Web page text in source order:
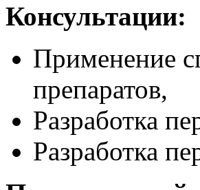
Консультации:
Применение
препаратов,
Разработка
Разработка